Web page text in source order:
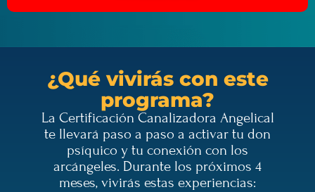
¿Qué vivirás con este
programa?
La Certificación Canalizadora Angelical
te llevará paso a paso a activar tu don
psíquico y tu conexión con los
arcángeles. Durante los próximos 4
meses, vivirás estas experiencias: